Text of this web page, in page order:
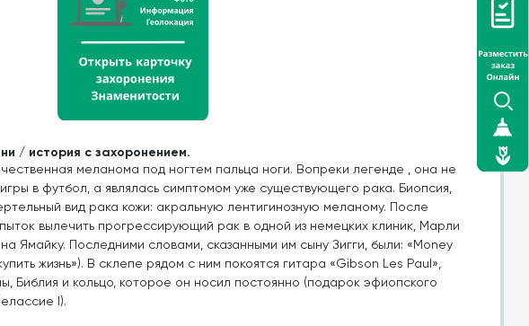
/ история с захоронением.
меланома под ногтем пальца ноги. Вопреки легенде , она не
в футбол, а являлась симптомом уже существующего рака. Биопсия,
вид рака кожи: акральную лентигинозную меланому. После
вылечить прогрессирующий рак в одной из немецких клиник, Марли
Ямайку. Последними словами, сказанными им сыну Зигги, были: «Money
жизнь»). В склепе рядом с ним покоятся гитара «Gibson Les Paul»,
Библия и кольцо, которое он носил постоянно (подарок эфиопского
I).